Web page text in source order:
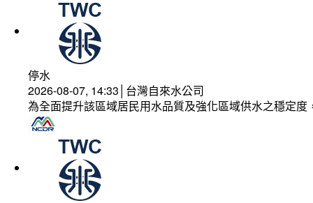
停水
2026-08-07, 14:33│台灣自來水公司
為全面提升該區域居民用水品質及強化區域供水之穩定